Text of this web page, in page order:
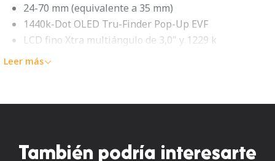
24-70 mm (equivalente a 35 mm)
1440k-Dot OLED Tru-Finder Pop-Up EVF
LCD fino Xtra multiángulo de 3,0" y 1229 k
Vídeo Full HD en XAVC S, salida HDMI limpia
Anillo de control manual y filtro ND incorporado
una puntería versátil y avanzada con un gran sensor
Leer más
También podría interesarte